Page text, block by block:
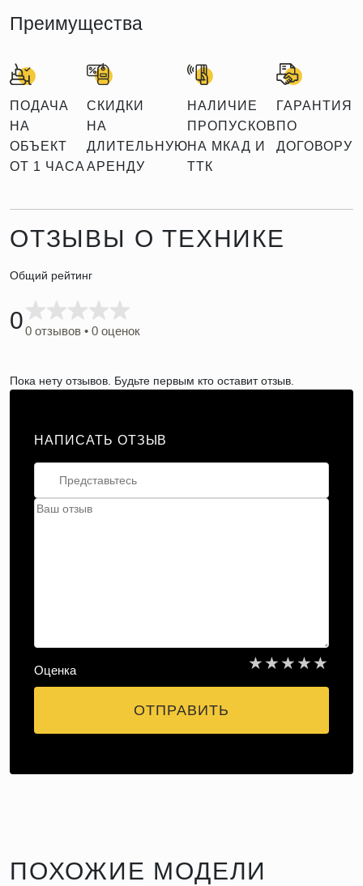
Преимущества
ПОДАЧА
НА
ОБЪЕКТ
ОТ 1 ЧАСА
СКИДКИ
НА
ДЛИТЕЛЬНУЮ
АРЕНДУ
НАЛИЧИЕ
ПРОПУСКОВ
НА МКАД И
ТТК
ГАРАНТИЯ
ПО
ДОГОВОРУ
ОТЗЫВЫ О ТЕХНИКЕ
Общий рейтинг
00 отзывов • 0 оценок
Пока нету отзывов. Будьте первым кто оставит отзыв.
НАПИСАТЬ ОТЗЫВ
Оценка ★
★
★
★
★
ОТПРАВИТЬ
ПОХОЖИЕ МОДЕЛИ